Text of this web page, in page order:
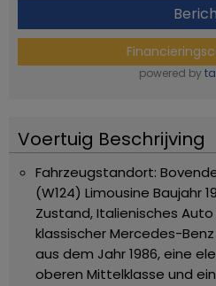
powered by
Voertuig Beschrijving
Fahrzeugstandort:
(W124) Limousine Baujahr
Zustand, Italienisches Auto
klassischer Mercedes-
aus dem Jahr 1986, eine
oberen Mittelklasse und